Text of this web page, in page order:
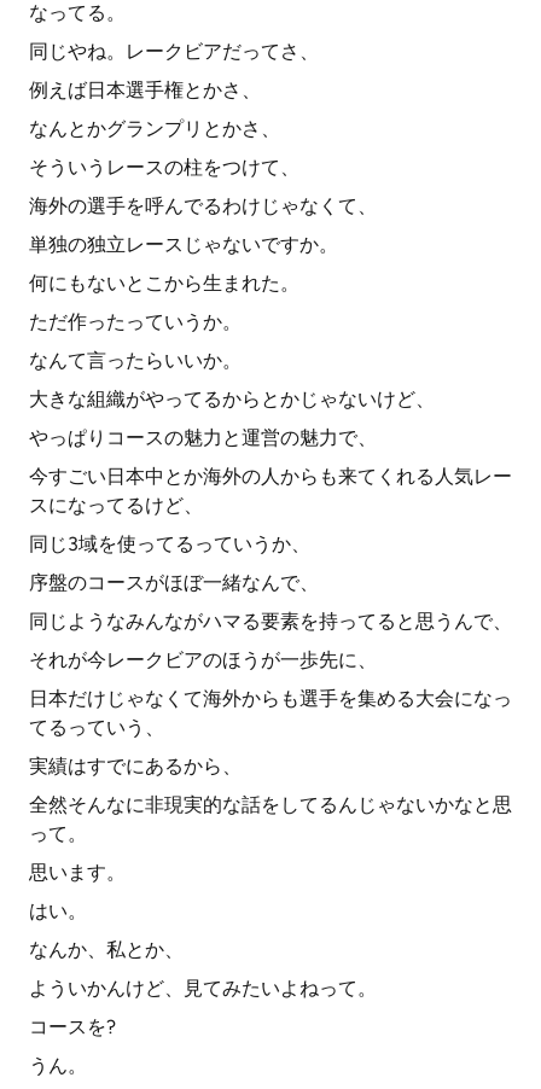
なってる。
同じやね。レークビアだってさ、
例えば日本選手権とかさ、
なんとかグランプリとかさ、
そういうレースの柱をつけて、
海外の選手を呼んでるわけじゃなくて、
単独の独立レースじゃないですか。
何にもないとこから生まれた。
ただ作ったっていうか。
なんて言ったらいいか。
大きな組織がやってるからとかじゃないけど、
やっぱりコースの魅力と運営の魅力で、
今すごい日本中とか海外の人からも来てくれる人気レー
スになってるけど、
同じ3域を使ってるっていうか、
序盤のコースがほぼ一緒なんで、
同じようなみんながハマる要素を持ってると思うんで、
それが今レークビアのほうが一歩先に、
日本だけじゃなくて海外からも選手を集める大会になっ
てるっていう、
実績はすでにあるから、
全然そんなに非現実的な話をしてるんじゃないかなと思
って。
思います。
はい。
なんか、私とか、
よういかんけど、見てみたいよねって。
コースを?
うん。